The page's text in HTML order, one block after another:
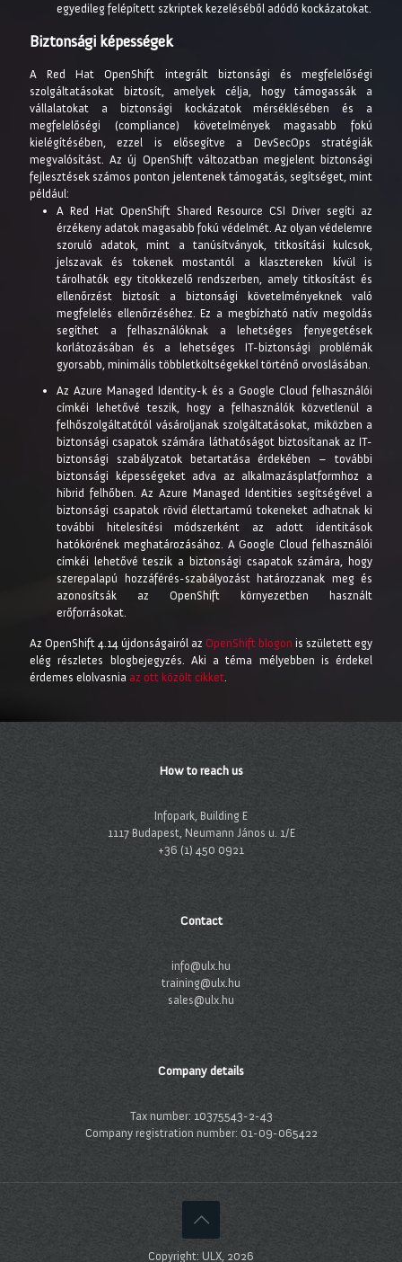
egyedileg felépített szkriptek kezeléséből adódó kockázatokat.
Biztonsági képességek
A Red Hat OpenShift integrált biztonsági és megfelelőségi
szolgáltatásokat biztosít, amelyek célja, hogy támogassák a
vállalatokat a biztonsági kockázatok mérséklésében és a
megfelelőségi (compliance) követelmények magasabb fokú
kielégítésében, ezzel is elősegítve a DevSecOps stratégiák
megvalósítást. Az új OpenShift változatban megjelent biztonsági
fejlesztések számos ponton jelentenek támogatás, segítséget, mint
például:
A Red Hat OpenShift Shared Resource CSI Driver segíti az
érzékeny adatok magasabb fokú védelmét. Az olyan védelemre
szoruló adatok, mint a tanúsítványok, titkosítási kulcsok,
jelszavak és tokenek mostantól a klasztereken kívül is
tárolhatók egy titokkezelő rendszerben, amely titkosítást és
ellenőrzést biztosít a biztonsági követelményeknek való
megfelelés ellenőrzéséhez. Ez a megbízható natív megoldás
segíthet a felhasználóknak a lehetséges fenyegetések
korlátozásában és a lehetséges IT-biztonsági problémák
gyorsabb, minimális többletköltségekkel történő orvoslásában.
Az Azure Managed Identity-k és a Google Cloud felhasználói
címkéi lehetővé teszik, hogy a felhasználók közvetlenül a
felhőszolgáltatótól vásároljanak szolgáltatásokat, miközben a
biztonsági csapatok számára láthatóságot biztosítanak az IT-
biztonsági szabályzatok betartatása érdekében – további
biztonsági képességeket adva az alkalmazásplatformhoz a
hibrid felhőben. Az Azure Managed Identities segítségével a
biztonsági csapatok rövid élettartamú tokeneket adhatnak ki
további hitelesítési módszerként az adott identitások
hatókörének meghatározásához. A Google Cloud felhasználói
címkéi lehetővé teszik a biztonsági csapatok számára, hogy
szerepalapú hozzáférés-szabályozást határozzanak meg és
azonosítsák az OpenShift környezetben használt
erőforrásokat.
Az OpenShift 4.14 újdonságairól az OpenShift blogon is született egy
elég részletes blogbejegyzés. Aki a téma mélyebben is érdekel
érdemes elolvasnia az ott közölt cikket
How to reach us
Infopark, Building E
1117 Budapest, Neumann János u. 1/E
+36 (1) 450 0921
Contact
info@ulx.hu
training@ulx.hu
sales@ulx.hu
Company details
Tax number: 10375543-2-43
Company registration number: 01-09-065422
Copyright: ULX, 2026